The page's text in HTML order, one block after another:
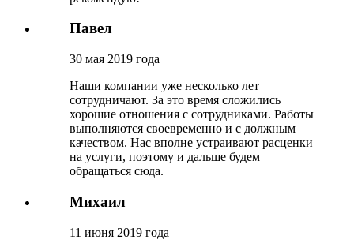
Павел
30 мая 2019 года
Наши компании уже несколько лет
сотрудничают. За это время сложились
хорошие отношения с сотрудниками. Работы
выполняются своевременно и с должным
качеством. Нас вполне устраивают расценки
на услуги, поэтому и дальше будем
обращаться сюда.
Михаил
11 июня 2019 года